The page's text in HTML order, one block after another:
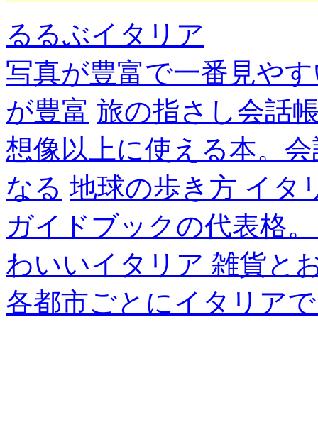
るるぶイタリア
写真が豊富で一番見や
が豊富 旅の指さし会話
想像以上に使える本。
なる 地球の歩き方 イタ
ガイドブックの代表格
わいいイタリア 雑貨と
各都市ごとにイタリア